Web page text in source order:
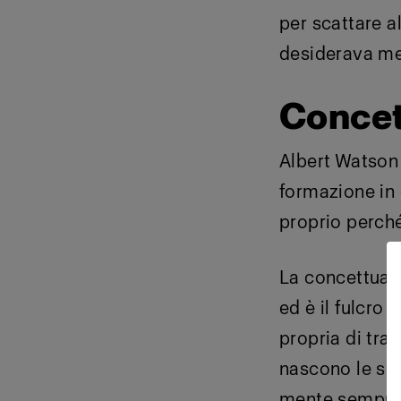
per scattare
desiderava
Albert
formazione in
proprio
La
ed è il fulcro
propria di
nascono le